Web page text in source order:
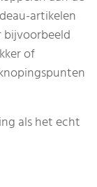
artikelen
of
als het echt